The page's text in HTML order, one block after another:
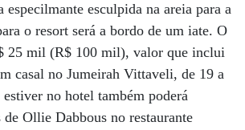
especilmante esculpida na areia para a
o resort será a bordo de um iate. O
25 mil (R$ 100 mil), valor que inclui
casal no Jumeirah Vittaveli, de 19 a
no hotel também poderá
de Ollie Dabbous no restaurante